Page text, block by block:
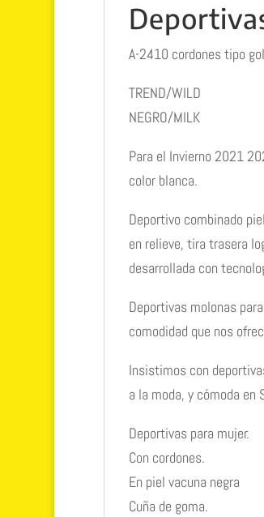
A-2410 cordones tipo
TREND/WILD
NEGRO/MILK
Para el Invierno 2021
color blanca.
Deportivo combinado
en relieve, tira trasera
desarrollada con
Deportivas molonas
comodidad que nos
Insistimos con
a la moda, y cómoda en
Deportivas para mujer.
Con cordones.
En piel vacuna negra
Cuña de goma.